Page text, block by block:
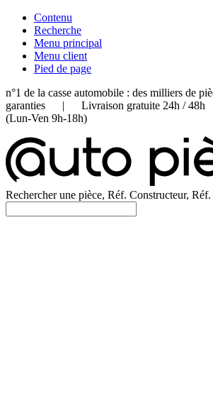
Contenu
Recherche
Menu principal
Menu client
Pied de page
n°1 de la casse automobile : des milliers de
garanties | Livraison gratuite 24h /
(Lun-Ven 9h-18h)
Rechercher une pièce, Réf. Constructeur,